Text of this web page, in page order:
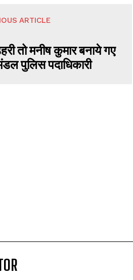
ARTICLE
तो मनीष कुमार बनाये गए
पुलिस पदाधिकारी